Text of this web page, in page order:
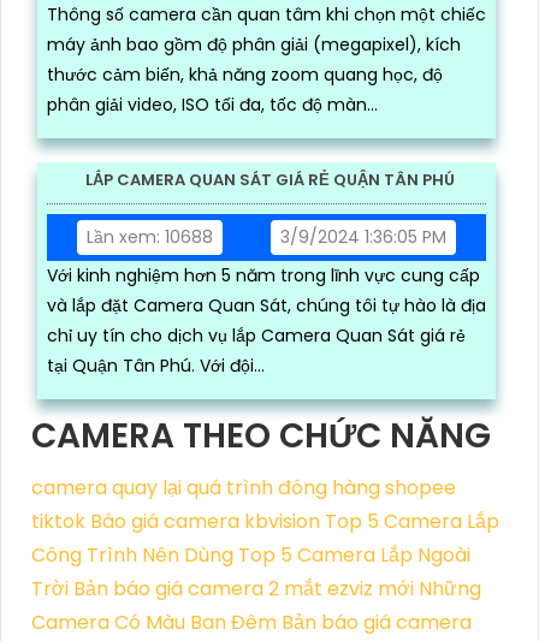
Thông số camera cần quan tâm khi chọn một chiếc
máy ảnh bao gồm độ phân giải (megapixel), kích
thước cảm biến, khả năng zoom quang học, độ
phân giải video, ISO tối đa, tốc độ màn...
LẮP CAMERA QUAN SÁT GIÁ RẺ QUẬN TÂN PHÚ
Lần xem: 10688
3/9/2024 1:36:05 PM
Với kinh nghiệm hơn 5 năm trong lĩnh vực cung cấp
và lắp đặt Camera Quan Sát, chúng tôi tự hào là địa
chỉ uy tín cho dịch vụ lắp Camera Quan Sát giá rẻ
tại Quận Tân Phú. Với đội...
CAMERA THEO CHỨC NĂNG
camera quay lại quá trình đóng hàng shopee
tiktok Báo giá camera kbvision Top 5 Camera Lắp
Công Trình Nên Dùng Top 5 Camera Lắp Ngoài
Trời Bản báo giá camera 2 mắt ezviz mới Những
Camera Có Màu Ban Đêm Bản báo giá camera